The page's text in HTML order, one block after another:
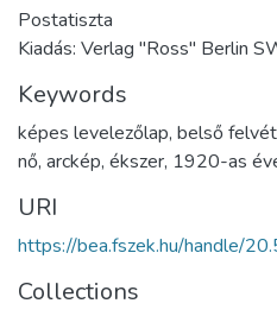
Postatiszta
Kiadás: Verlag "Ross" Berlin
Keywords
képes levelezőlap, belső
nő, arckép, ékszer, 1920-as
URI
https://bea.fszek.hu/handle/
Collections